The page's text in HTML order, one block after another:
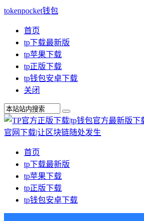
tokenpocket钱包
首页
tp下载最新版
tp苹果下载
tp正版下载
tp钱包安卓下载
关闭
首页
tp下载最新版
tp苹果下载
tp正版下载
tp钱包安卓下载